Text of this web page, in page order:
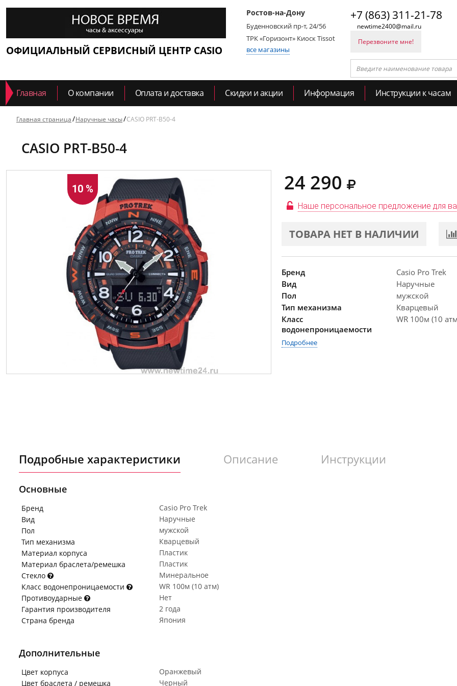
ОФИЦИАЛЬНЫЙ СЕРВИСНЫЙ ЦЕНТР CASIO
Ростов-на-Дону
Буденновский пр-т, 24/56
ТРК «Горизонт» Киоск Tissot
все магазины
+7 (863) 311-21-78
newtime2400@mail.ru
Перезвоните мне!
Главная О компании Оплата и доставка Скидки и акции Информация Инструкции к часам
Главная страница Наручные часы CASIO PRT-B50-4
CASIO PRT-B50-4
10 % 24 290
Наше персональное предложение для
ТОВАРА НЕТ В НАЛИЧИИ
Бренд
Casio Pro Trek
Вид
Наручные
Пол
мужской
Тип механизма
Кварцевый
Класс
водонепроницаемости
WR 100м (10
Подробнее
Подробные характеристики Описание Инструкции
Основные
Бренд
Casio Pro Trek
Вид
Наручные
Пол
мужской
Тип механизма
Кварцевый
Материал корпуса
Пластик
Материал браслета/ремешка
Пластик
Стекло
Минеральное
Класс водонепроницаемости
WR 100м (10 атм)
Противоударные
Нет
Гарантия производителя
2 года
Страна бренда
Япония
Дополнительные
Цвет корпуса
Оранжевый
Цвет браслета / ремешка
Черный